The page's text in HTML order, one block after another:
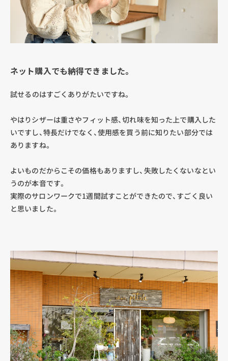
ネット購入でも納得できました。
試せるのはすごくありがたいですね。
やはりシザーは重さやフィット感、切れ味を知った上で購入した
いですし、特長だけでなく、使用感を買う前に知りたい部分では
ありますね。
よいものだからこその価格もありますし、失敗したくないなとい
うのが本音です。
実際のサロンワークで1週間試すことができたので、すごく良い
と思いました。